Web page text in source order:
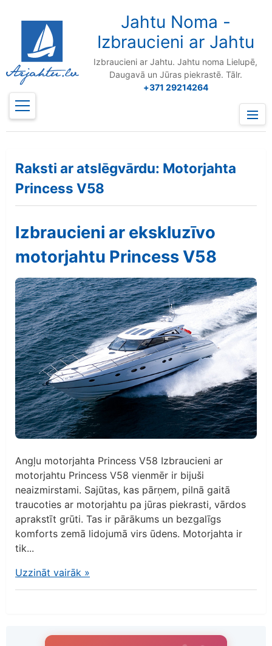
Jahtu Noma -
Izbraucieni ar Jahtu
Izbraucieni ar Jahtu. Jahtu noma Lielupē,
Daugavā un Jūras piekrastē. Tālr.
+371 29214264
Menu
Raksti ar atslēgvārdu: Motorjahta
Princess V58
Izbraucieni ar ekskluzīvo
motorjahtu Princess V58
Angļu motorjahta Princess V58 Izbraucieni ar
motorjahtu Princess V58 vienmēr ir bijuši
neaizmirstami. Sajūtas, kas pārņem, pilnā gaitā
traucoties ar motorjahtu pa jūras piekrasti, vārdos
aprakstīt grūti. Tas ir pārākums un bezgalīgs
komforts zemā lidojumā virs ūdens. Motorjahta ir
tik...
Uzzināt vairāk »